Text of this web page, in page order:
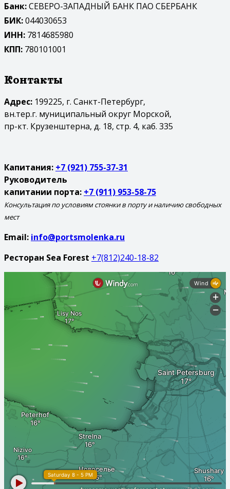
Банк:СЕВЕРО-ЗАПАДНЫЙ БАНК ПАО СБЕРБАНК
БИК:044030653
ИНН: 7814685980
КПП: 780101001
Контакты
Адрес: 199225, г. Санкт-Петербург,
вн.тер.г. муниципальный округ Морской,
пр-кт. Крузенштерна, д. 18, стр. 4, каб. 335
Капитания: +7 (921) 755-37-31
Руководитель
капитании порта: +7 (911) 953-58-75
Консультация по условиям стоянки в порту и наличию свободных
мест
Email: info@portsmolenka.ru
Ресторан Sea Forest +7(812)240-18-82